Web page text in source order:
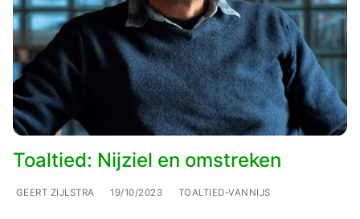
Toaltied: Nijziel en omstreken
GEERT ZIJLSTRA 19/10/2023 TOALTIED-VANNIJS